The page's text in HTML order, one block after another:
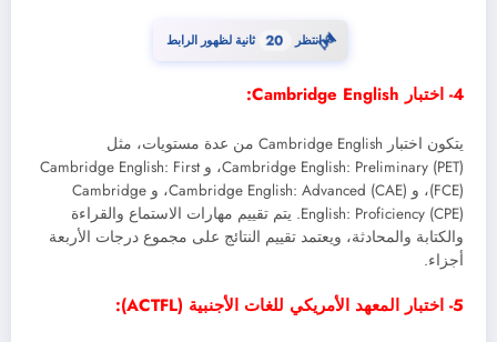
⏳انتظر 20 ثانية لظهور الرابط
4- اختبار Cambridge English:
يتكون اختبار Cambridge English من عدة مستويات، مثل
Cambridge English: Preliminary (PET)، و Cambridge English: First
(FCE)، و Cambridge English: Advanced (CAE)، و Cambridge
English: Proficiency (CPE). يتم تقييم مهارات الاستماع والقراءة
والكتابة والمحادثة، ويعتمد تقييم النتائج على مجموع درجات الأربعة
أجزاء.
5- اختبار المعهد الأمريكي للغات الأجنبية (ACTFL):